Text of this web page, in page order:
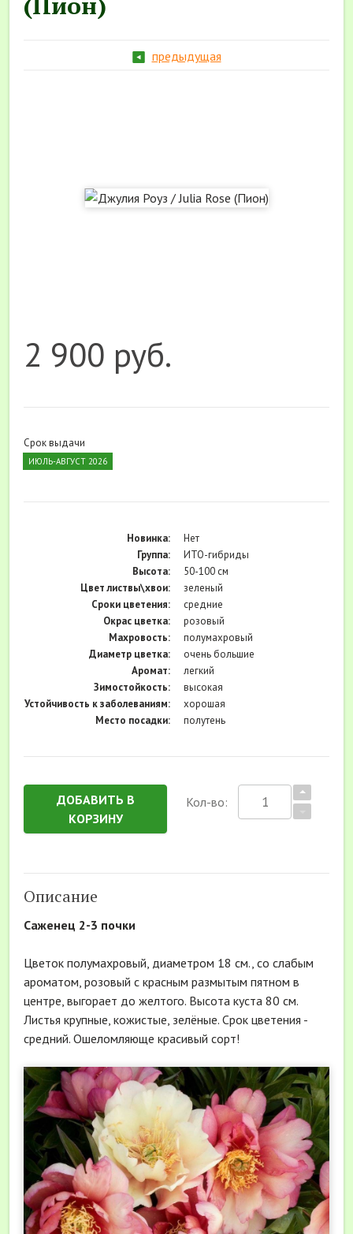
предыдущая
2 900 руб.
Срок выдачи
ИЮЛЬ-АВГУСТ 2026
Новинка:
Нет
Группа:
ИТО-гибриды
Высота:
50-100 см
Цвет листвы\хвои:
зеленый
Cроки цветения:
средние
Окрас цветка:
розовый
Махровость:
полумахровый
Диаметр цветка:
очень большие
Аромат:
легкий
Зимостойкость:
высокая
Устойчивость к заболеваниям:
хорошая
Место посадки:
полутень
ДОБАВИТЬ В
КОРЗИНУ
Кол-во:
Описание
Саженец 2-3 почки
Цветок полумахровый, диаметром 18 см., со слабым
ароматом, розовый с красным размытым пятном в
центре, выгорает до желтого. Высота куста 80 см.
Листья крупные, кожистые, зелёные. Срок цветения -
средний. Ошеломляюще красивый сорт!